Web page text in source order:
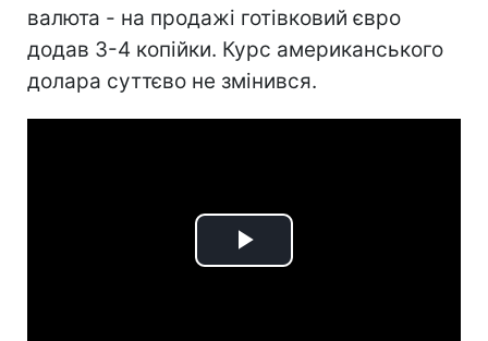
валюта - на продажі готівковий євро
додав 3-4 копійки. Курс американського
долара суттєво не змінився.
Play